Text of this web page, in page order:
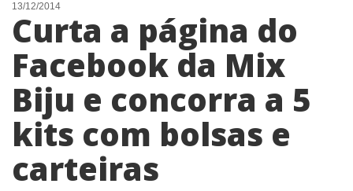
NOTÍCIAS
LISTA DIGITAL
TELEFONES ÚTEIS
QUEM SOMOS
CONTATO
ANUNCIE
13/12/2014
Curta a página do
Facebook da Mix
Biju e concorra a 5
kits com bolsas e
carteiras